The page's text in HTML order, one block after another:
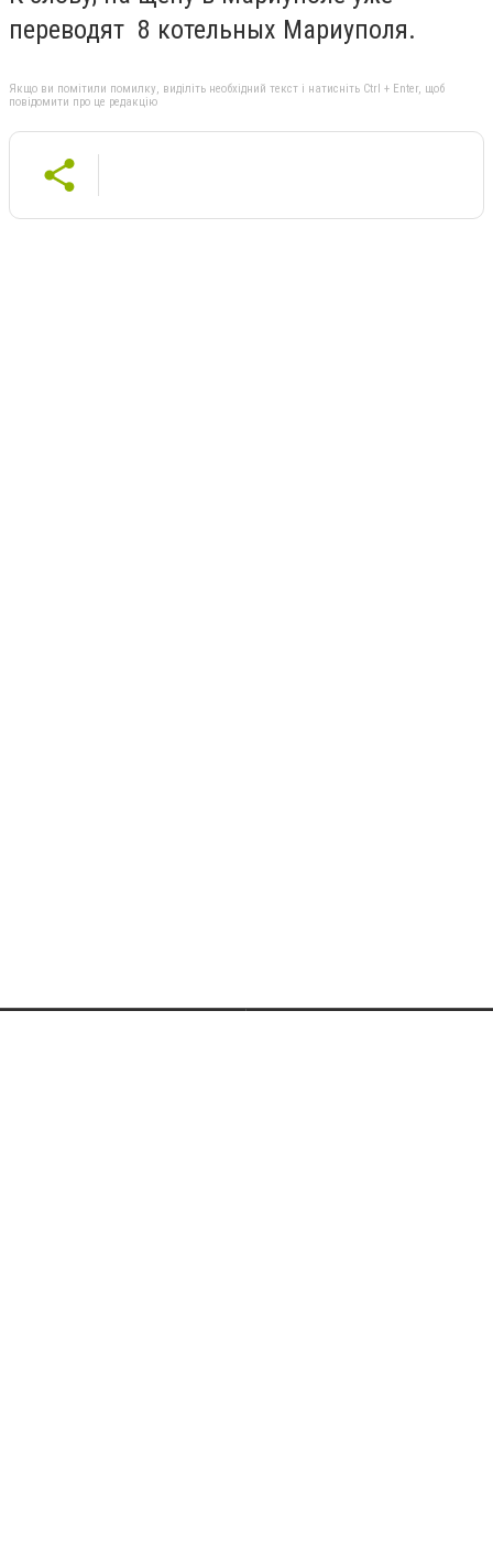
переводят 8 котельных Мариуполя.
Якщо ви помітили помилку, виділіть необхідний текст і натисніть Ctrl + Enter, щоб
повідомити про це редакцію